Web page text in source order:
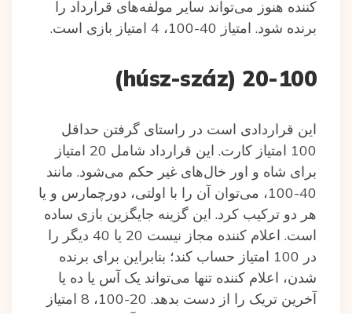
کننده هنوز می‌تواند سایر مولفه‌های قرارداد را
برنده شود. امتیاز 40-100، 4 امتیاز بازی است.
20-100 (húsz-száz)
این قراردادی است در راستای گرفتن حداقل
100 امتیاز کارت. این قرارداد شامل 20 امتیاز
برای شاه و اور خال‌های غیر حکم می‌شود. مانند
40-100، می‌توان آن را با اولتی، دورچمارس و یا
هر دو ترکیب کرد. این گزینه جایگزین بازی ساده
است. اعلام کننده مجاز نیست 20 یا 40 دیگر را
در 100 امتیاز حساب کند؛ بنابراین برای برنده
شدن، اعلام کننده تنها می‌تواند یک آس یا ده یا
آخرین تریک را از دست بدهد. 20-100، 8 امتیاز